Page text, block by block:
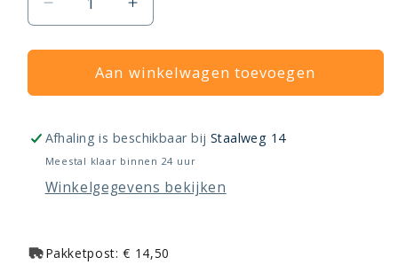
Aantal
verlagen
voor
Radson
Yali
Plus
-
hoog
Aantal
verhogen
voor
Radson
Yali
Plus
hoog
Aan winkelwagen toevoegen
Afhaling is beschikbaar bij Staalweg 14
Meestal klaar binnen 24 uur
Winkelgegevens bekijken
Pakketpost: € 14,50